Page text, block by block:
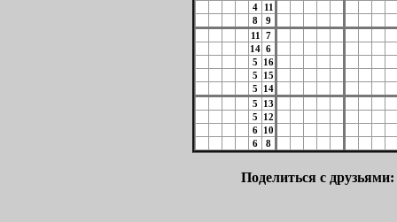
4
11
8
9
11
7
14 6
5
16
5
15
5
14
5
13
5
12
6 10
6
8
Поделиться с друзьями: